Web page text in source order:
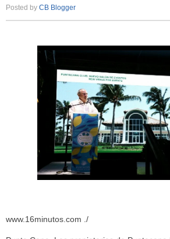
Posted by CB Blogger
www.16minutos.com ./